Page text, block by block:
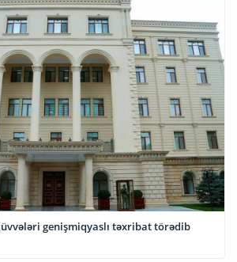
genişmiqyaslı təxribat törədib